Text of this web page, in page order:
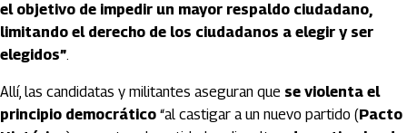
el objetivo de impedir un mayor respaldo ciudadano,
limitando el derecho de los ciudadanos a elegir y ser
elegidos”.
Allí, las candidatas y militantes aseguran que se violenta el
principio democrático “al castigar a un nuevo partido (Pacto